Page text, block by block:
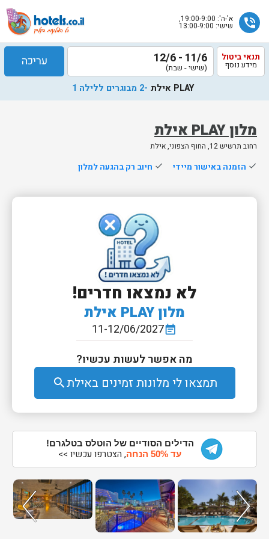
phone_in_talk א'-ה': 19:00-9:00,
שישי: 13:00-9:00
מלון PLAY אילת
רחוב תרשיש 12, החוף הצפוני, אילת
תנאי ביטול
מידע נוסף 11/6 - 12/6
(שישי - שבת) עריכה
PLAY אילת -2 מבוגרים ללילה 1
done הזמנה באישור מיידי done חיוב רק בהגעה למלון
לא נמצאו חדרים!
מלון PLAY אילת
event_note
11-12/06/2027
מה אפשר לעשות עכשיו?
תמצאו לי מלונות זמינים באילתsearch
הדילים הסודיים של הוטלס בטלגרם!
עד 50% הנחה
, הצטרפו עכשיו >>
שלח